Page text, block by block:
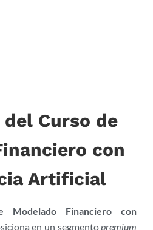
Curso de
con
Artificial
Modelado Financiero con
en un segmentopremium